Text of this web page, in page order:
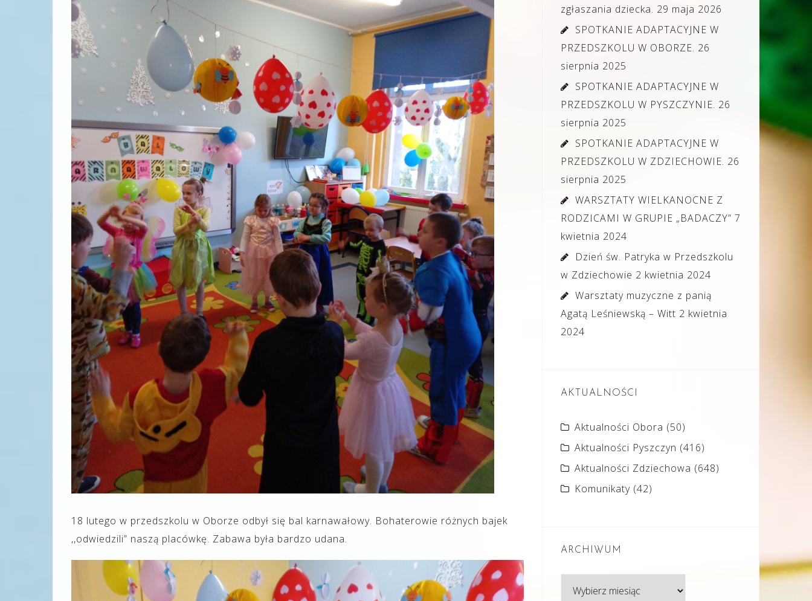
18 lutego w przedszkolu w Oborze odbył się bal karnawałowy. Bohaterowie różnych bajek
,,odwiedzili” naszą placówkę. Zabawa była bardzo udana.
zgłaszania dziecka. 29 maja 2026
SPOTKANIE ADAPTACYJNE W
PRZEDSZKOLU W OBORZE. 26
sierpnia 2025
SPOTKANIE ADAPTACYJNE W
PRZEDSZKOLU W PYSZCZYNIE. 26
sierpnia 2025
SPOTKANIE ADAPTACYJNE W
PRZEDSZKOLU W ZDZIECHOWIE. 26
sierpnia 2025
WARSZTATY WIELKANOCNE Z
RODZICAMI W GRUPIE „BADACZY” 7
kwietnia 2024
Dzień św. Patryka w Przedszkolu
w Zdziechowie 2 kwietnia 2024
Warsztaty muzyczne z panią
Agatą Leśniewską – Witt 2 kwietnia
2024
AKTUALNOŚCI
Aktualności Obora (50)
Aktualności Pyszczyn (416)
Aktualności Zdziechowa (648)
Komunikaty (42)
ARCHIWUM